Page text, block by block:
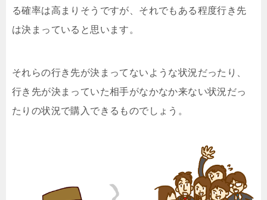
る確率は高まりそうですが、それでもある程度行き先
は決まっていると思います。
それらの行き先が決まってないような状況だったり、
行き先が決まっていた相手がなかなか来ない状況だっ
たりの状況で購入できるものでしょう。